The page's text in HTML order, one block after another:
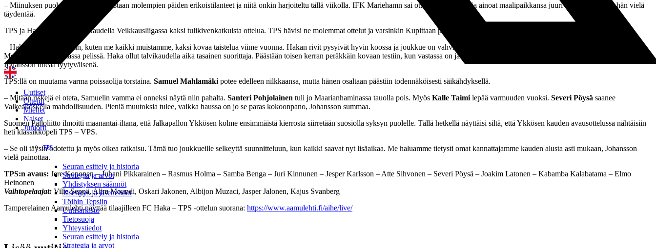
Uutiset
Ottelut
Miehet
Naiset
Juniorit
TPS
Seuran esittely ja historia
Strategia ja arvot
Yhdistyksen säännöt
Jäsenyys ja jäsenehdot
Töihin Tepsiin
Uutisarkisto
Tietosuoja
Yhteystiedot
Seuran esittely ja historia
Strategia ja arvot
– Miinuksen puolelle menivät ainoastaan molempien päiden erikoistilanteet ja niitä onkin harjoiteltu tällä viikolla. IFK Mariehamn sai ottelun molemmat ja ainoat maalipaikkansa juuri kulmatilanteista, hän vielä
täydentää.
TPS ja Haka kävivät viime kaudella Veikkausliigassa kaksi tulikivenkatkuista ottelua. TPS hävisi ne molemmat ottelut ja varsinkin Kupittaan pelin rankkarisotkut jättivät pahan maun suuhun.
– Hakaa vastaan pelattiin, kuten me kaikki muistamme, kaksi kovaa taistelua viime vuonna. Hakan rivit pysyivät hyvin koossa ja joukkue on vahvistunut, vaikka esimerkiksi
Meidän fokus on omassa pelissä. Haka ollut talvikaudella aika tasainen suorittaja. Päästään toisen kerran peräkkäin kovaan testiin, kun vastassa on jälleen Veikkausliigajoukkue vieraskentällä ja ulkokentällä,
Johansson toteaa tyytyväisenä.
TPS:llä on muutama varma poissaolija torstaina. Samuel Mahlamäki potee edelleen nilkkaansa, mutta hänen osaltaan päästiin todennäköisesti säikähdyksellä.
– Mitään riskejä ei oteta, Samuelin vamma ei onneksi näytä niin pahalta. Santeri Pohjolainen tuli jo Maarianhaminassa tauolla pois. Myös Kalle Taimi lepää varmuuden vuoksi. Severi Pöysä saanee
Valkeakoskella mahdollisuuden. Pieniä muutoksia tulee, vaikka haussa on jo se paras kokoonpano, Johansson summaa.
Suomen Palloliitto ilmoitti maanantai-iltana, että Jalkapallon Ykkösen kolme ensimmäistä kierrosta siirretään suosiolla syksyn puolelle. Tällä hetkellä näyttäisi siltä, että Ykkösen kauden avausottelussa nähtäisiin
heti klassikkopeli TPS – VPS.
– Se oli täysin odotettu ja myös oikea ratkaisu. Tämä tuo joukkueille selkeyttä suunnitteluun, kun kaikki saavat nyt lisäaikaa. Me haluamme tietysti omat kannattajamme kauden alusta asti mukaan, Johansson
vielä painottaa.
TPS:n avaus: Jere Koponen – Juhani Pikkarainen – Rasmus Holma – Samba Benga – Juri Kinnunen – Jesper Karlsson – Atte Sihvonen – Severi Pöysä – Joakim Latonen – Kabamba Kalabatama – Elmo
Heinonen
Vaihtopelaajat: Ville Seppä, Alim Moundi, Oskari Jakonen, Albijon Muzaci, Jasper Jalonen, Kajus Svanberg
Tamperelainen Aamulehti näyttää tilaajilleen FC Haka – TPS -ottelun suorana: https://www.aamulehti.fi/aihe/live/